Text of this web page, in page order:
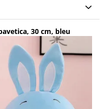
30 cm, bleu